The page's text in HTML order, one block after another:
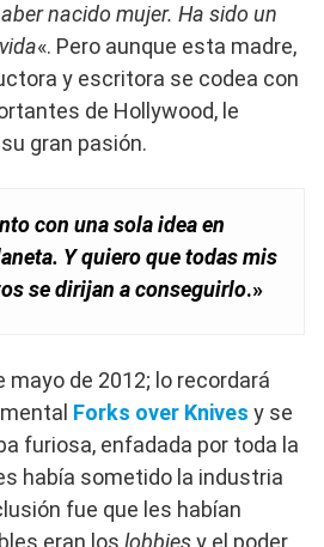
nacido mujer. Ha sido un
«. Pero aunque esta madre,
y escritora se codea con
de Hollywood, le
gran pasión.
con una sola idea en
Y quiero que todas mis
se dirijan a conseguirlo.»
mayo de 2012; lo recordará
Forks over Knives y se
furiosa, enfadada por toda la
había sometido la industria
fue que les habían
eran los lobbiesy el poder,